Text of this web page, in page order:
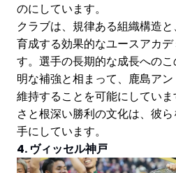
のにしています。
クラブは、規律ある組織構造
育成する効果的なユースアカ
す。選手の長期的な成長への
明な補強と相まって、鹿島ア
維持することを可能にしてい
さと根深い勝利の文化は、彼
手にしています。
4. ヴィッセル神戸